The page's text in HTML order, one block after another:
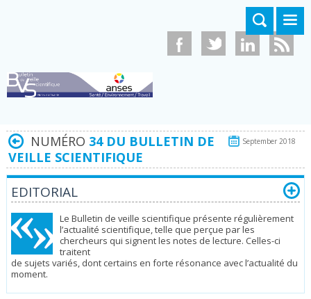
September 2018
NUMÉRO 34 DU BULLETIN DE
VEILLE SCIENTIFIQUE
EDITORIAL
Le Bulletin de veille scientifique présente régulièrement
l’actualité scientifique, telle que perçue par les
chercheurs qui signent les notes de lecture. Celles-ci
traitent
de sujets variés, dont certains en forte résonance avec l’actualité du
moment.